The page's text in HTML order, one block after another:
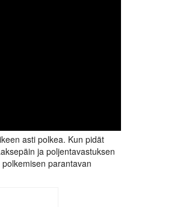
asti polkea. Kun pidät
ja poljentavastuksen
parantavan